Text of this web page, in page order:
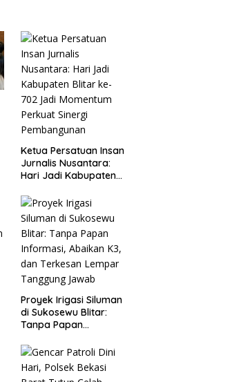
Ketua Persatuan Insan
Jurnalis Nusantara:
Hari Jadi Kabupaten
Momentum Perkuat
Sinergi Pembangunan
Proyek Irigasi Siluman
di Sukosewu Blitar:
Tanpa Papan
dan Terkesan Lempar
Tanggung Jawab